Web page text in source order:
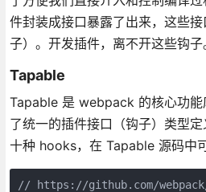
件封装成接口暴露了出来，这些
子）。开发插件，离不开这些钩子
Tapable
Tapable 是 webpack 的核心功
了统一的插件接口（钩子）类型
十种 hooks，在 Tapable 源码中
// https://github.com/